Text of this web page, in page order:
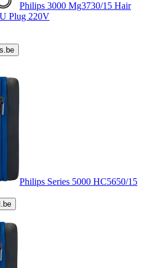
Philips 3000 Mg3730/15 Hair
Plug 220V
Philips Series 5000 HC5650/15